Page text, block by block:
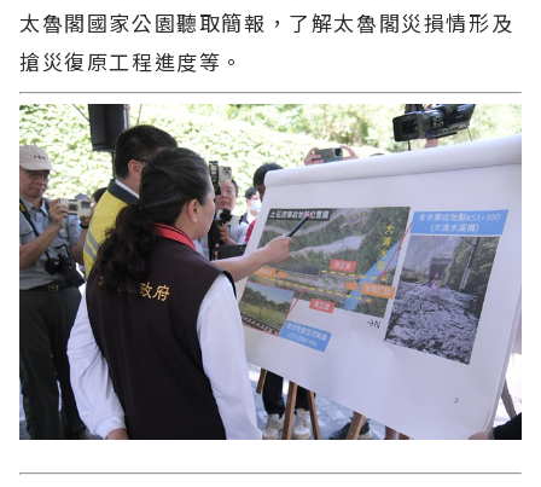
太魯閣國家公園聽取簡報，了解太魯閣災損情形及
搶災復原工程進度等。